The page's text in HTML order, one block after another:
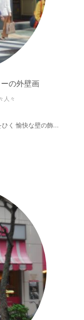
の外壁画
人々
く 愉快な壁の飾…